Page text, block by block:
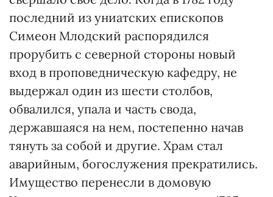
последний из униатских епископов
Симеон Млодский распорядился
прорубить с северной стороны новый
вход в проповедническую кафедру, не
выдержал один из шести столбов,
обвалился, упала и часть свода,
державшаяся на нем, постепенно начав
тянуть за собой и другие. Храм стал
аварийным, богослужения прекратились.
Имущество перенесли в домовую